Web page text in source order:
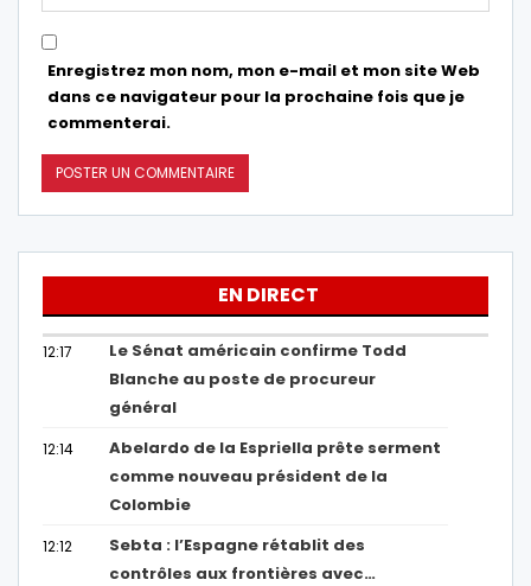
Enregistrez mon nom, mon e-mail et mon site Web
dans ce navigateur pour la prochaine fois que je
commenterai.
EN DIRECT
12:17
Le Sénat américain confirme Todd
Blanche au poste de procureur
général
12:14
Abelardo de la Espriella prête serment
comme nouveau président de la
Colombie
12:12
Sebta : l’Espagne rétablit des
contrôles aux frontières avec…